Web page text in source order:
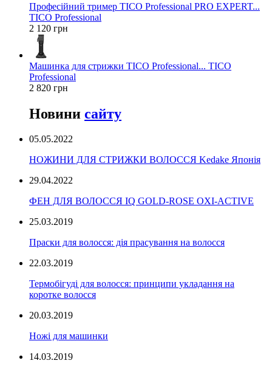
Професійний тример TICO Professional PRO EXPERT...
TICO Professional
2 120 грн
Машинка для стрижки TICO Professional... TICO
Professional
2 820 грн
Новини сайту
05.05.2022
НОЖИНИ ДЛЯ СТРИЖКИ ВОЛОССЯ Kedake Японія
29.04.2022
ФЕН ДЛЯ ВОЛОССЯ IQ GOLD-ROSE OXI-ACTIVE
25.03.2019
Праски для волосся: дія прасування на волосся
22.03.2019
Термобігуді для волосся: принципи укладання на
коротке волосся
20.03.2019
Ножі для машинки
14.03.2019